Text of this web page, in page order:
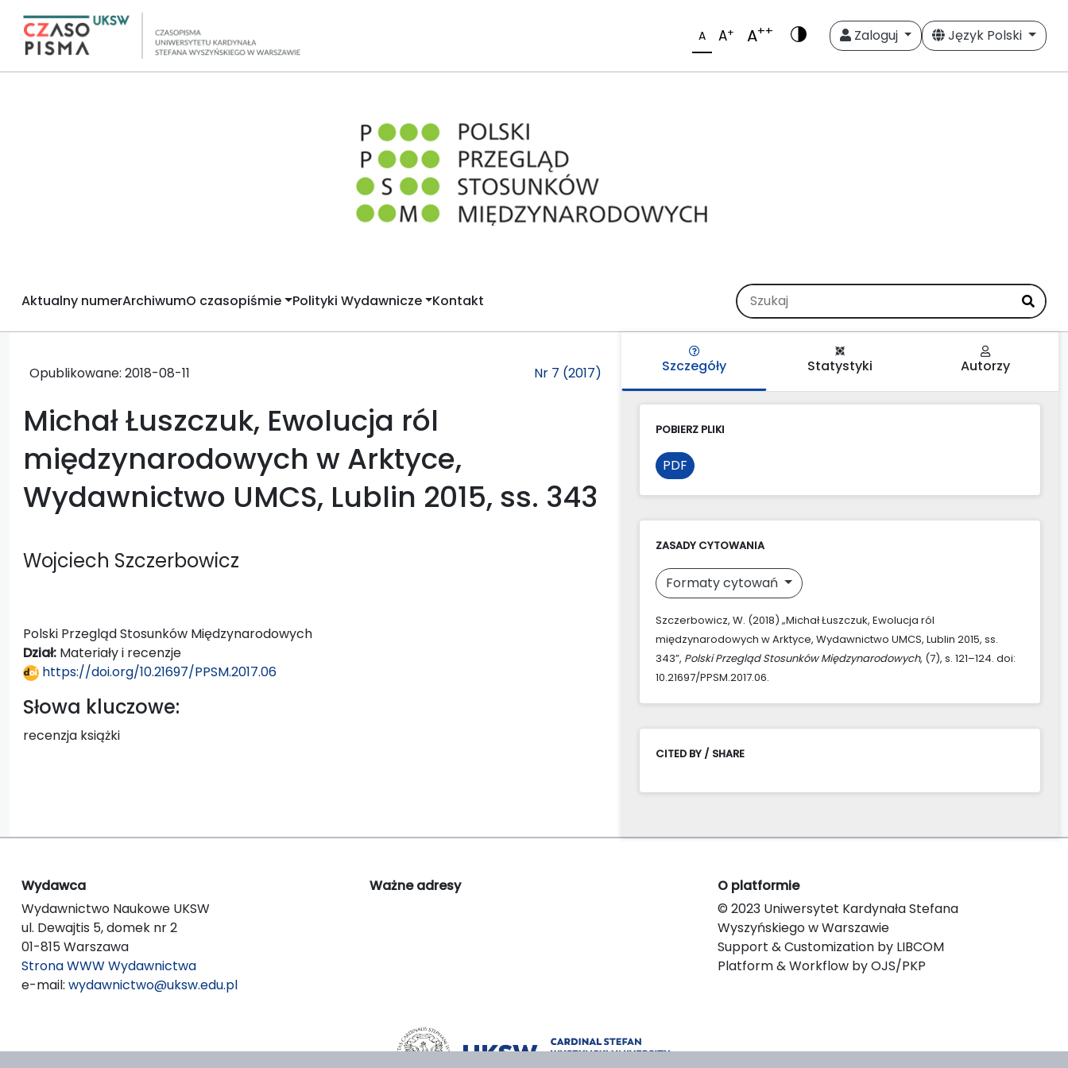
A A+ A++ Zaloguj Język Polski
Aktualny numerArchiwumO czasopiśmie Polityki Wydawnicze Kontakt
Opublikowane: 2018-08-11 Nr 7 (2017)
Michał Łuszczuk, Ewolucja ról
międzynarodowych w Arktyce,
Wydawnictwo UMCS, Lublin 2015, ss. 343
Wojciech Szczerbowicz
Polski Przegląd Stosunków Międzynarodowych
Dział: Materiały i recenzje
https://doi.org/10.21697/PPSM.2017.06
Słowa kluczowe:
recenzja książki
Szczegóły Statystyki Autorzy
POBIERZ PLIKI
PDF
ZASADY CYTOWANIA
Formaty cytowań
Szczerbowicz, W. (2018) „Michał Łuszczuk, Ewolucja ról
międzynarodowych w Arktyce, Wydawnictwo UMCS, Lublin 2015, ss.
343”, Polski Przegląd Stosunków Międzynarodowych, (7), s. 121–124. doi:
10.21697/PPSM.2017.06.
CITED BY / SHARE
Wydawca
Wydawnictwo Naukowe UKSW
ul. Dewajtis 5, domek nr 2
01-815 Warszawa
Strona WWW Wydawnictwa
e-mail: wydawnictwo@uksw.edu.pl
Ważne adresy
O platformie
© 2023 Uniwersytet Kardynała Stefana
Wyszyńskiego w Warszawie
Support & Customization by LIBCOM
Platform & Workflow by OJS/PKP